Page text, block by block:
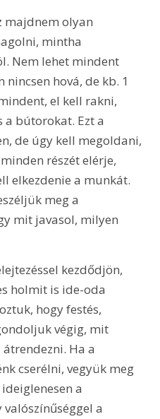
majdnem olyan
mintha
Nem lehet mindent
hová, de kb. 1
el kell rakni,
a bútorokat. Ezt a
de úgy kell megoldani,
részét elérje,
elkezdenie a munkát.
meg a
mit javasol, milyen
holmit is ide-oda
hogy festés,
végig, mit
Ha a
cserélni, vegyük meg
a
a